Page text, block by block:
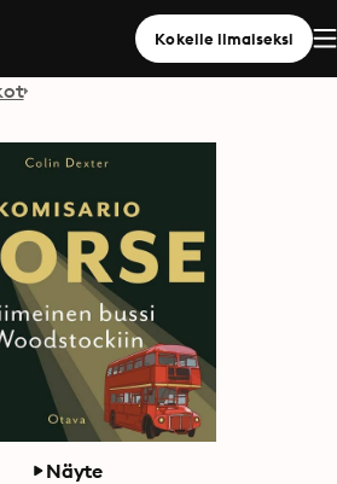
Kokeile ilmaiseksi
Näyte